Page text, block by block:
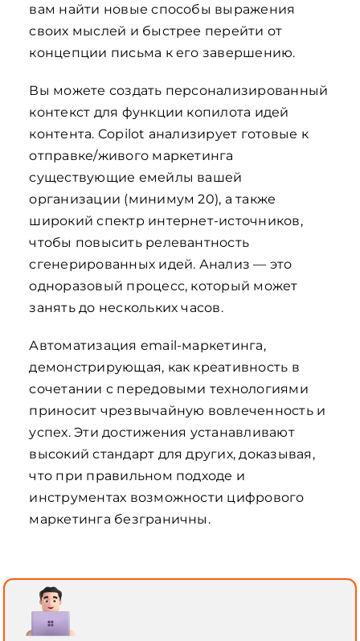
вам найти новые способы выражения
своих мыслей и быстрее перейти от
концепции письма к его завершению.
Вы можете создать персонализированный
контекст для функции копилота идей
контента. Copilot анализирует готовые к
отправке/живого маркетинга
существующие емейлы вашей
организации (минимум 20), а также
широкий спектр интернет-источников,
чтобы повысить релевантность
сгенерированных идей. Анализ — это
одноразовый процесс, который может
занять до нескольких часов.
Автоматизация email-маркетинга,
демонстрирующая, как креативность в
сочетании с передовыми технологиями
приносит чрезвычайную вовлеченность и
успех. Эти достижения устанавливают
высокий стандарт для других, доказывая,
что при правильном подходе и
инструментах возможности цифрового
маркетинга безграничны.